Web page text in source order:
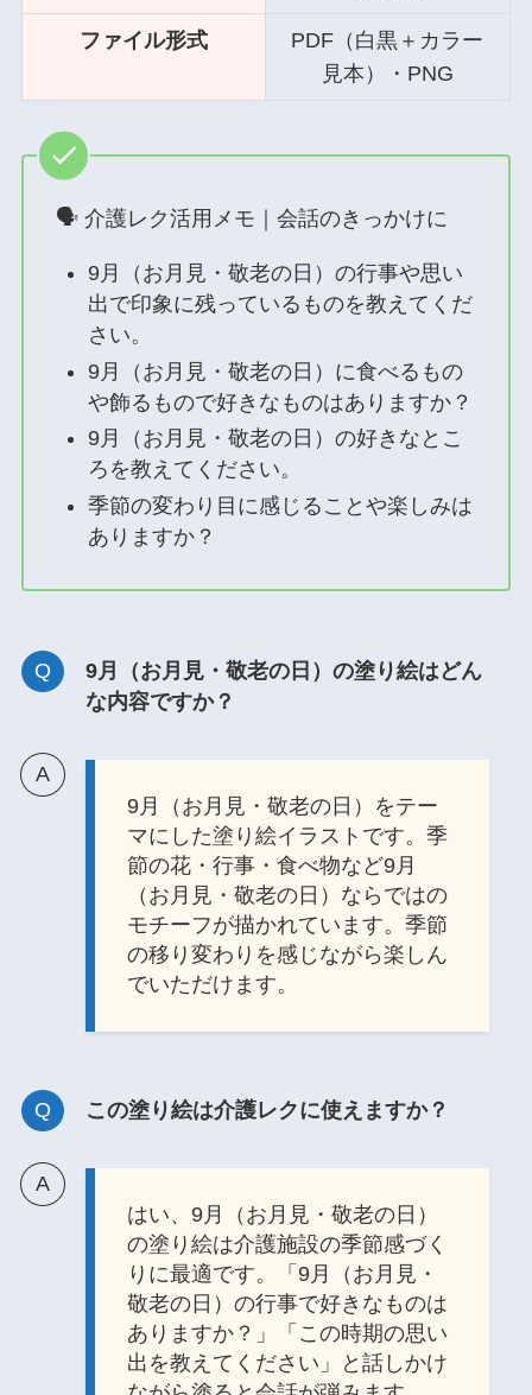
ファイル形式
PDF（白黒＋カラー
見本）・PNG
🗣 介護レク活用メモ｜会話のきっかけに
9月（お月見・敬老の日）の行事や思い
出で印象に残っているものを教えてくだ
さい。
9月（お月見・敬老の日）に食べるもの
や飾るもので好きなものはありますか？
9月（お月見・敬老の日）の好きなとこ
ろを教えてください。
季節の変わり目に感じることや楽しみは
ありますか？
9月（お月見・敬老の日）の塗り絵はどん
な内容ですか？
9月（お月見・敬老の日）をテー
マにした塗り絵イラストです。季
節の花・行事・食べ物など9月
（お月見・敬老の日）ならではの
モチーフが描かれています。季節
の移り変わりを感じながら楽しん
でいただけます。
この塗り絵は介護レクに使えますか？
はい、9月（お月見・敬老の日）
の塗り絵は介護施設の季節感づく
りに最適です。「9月（お月見・
敬老の日）の行事で好きなものは
ありますか？」「この時期の思い
出を教えてください」と話しかけ